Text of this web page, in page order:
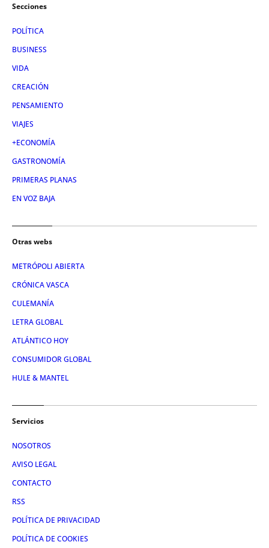
Secciones
POLÍTICA
BUSINESS
VIDA
CREACIÓN
PENSAMIENTO
VIAJES
+ECONOMÍA
GASTRONOMÍA
PRIMERAS PLANAS
EN VOZ BAJA
Otras webs
METRÓPOLI ABIERTA
CRÓNICA VASCA
CULEMANÍA
LETRA GLOBAL
ATLÁNTICO HOY
CONSUMIDOR GLOBAL
HULE & MANTEL
Servicios
NOSOTROS
AVISO LEGAL
CONTACTO
RSS
POLÍTICA DE PRIVACIDAD
POLÍTICA DE COOKIES